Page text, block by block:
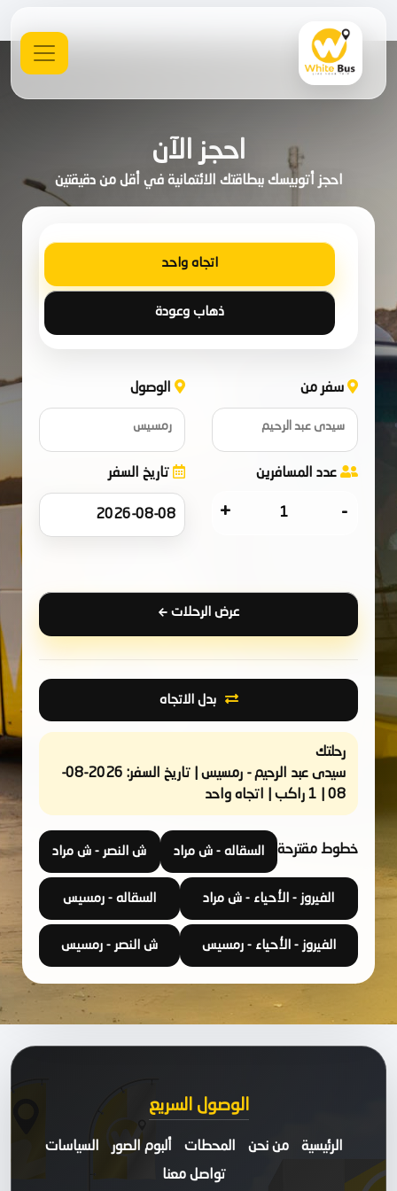
احجز الآن
احجز أتوبيسك ببطاقتك الائتمانية في أقل من دقيقتين
اتجاه واحد
ذهاب وعودة
سفر من
سيدى عبد الرحيم
الوصول
رمسيس
عدد المسافرين
-
+
تاريخ السفر
عرض الرحلات
بدل الاتجاه
رحلتك
سيدى عبد الرحيم - رمسيس | تاريخ السفر: 2026-08-
08 | 1 راكب | اتجاه واحد
خطوط مقترحة السقاله - ش مراد ش النصر - ش مراد
الفيروز - الأحياء - ش مراد السقاله - رمسيس
الفيروز - الأحياء - رمسيس ش النصر - رمسيس
الوصول السريع
الرئيسية من نحن المحطات ألبوم الصور
السياسات
تواصل معنا